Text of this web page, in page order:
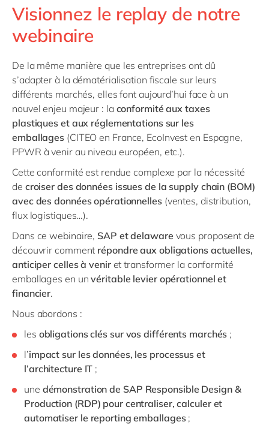
UK & Ireland
USA & Canada
Visionnez le replay de notre
webinaire
De la même manière que les entreprises ont dû
s’adapter à la dématérialisation fiscale sur leurs
différents marchés, elles font aujourd’hui face à un
nouvel enjeu majeur : la conformité aux taxes
plastiques et aux réglementations sur les
emballages (CITEO en France, EcoInvest en Espagne,
PPWR à venir au niveau européen, etc.).
Cette conformité est rendue complexe par la nécessité
de croiser des données issues de la supply chain (BOM)
avec des données opérationnelles(ventes, distribution,
flux logistiques…).
Dans ce webinaire, SAP et delaware vous proposent de
découvrir comment répondre aux obligations actuelles,
anticiper celles à veniret transformer la conformité
emballages en unvéritable levier opérationnel et
financier.
Nous abordons :
les obligations clés sur vos différents marchés ;
l’impact sur les données, les processus et
l’architecture IT ;
une démonstration de SAP Responsible Design &
Production (RDP) pour centraliser, calculer et
automatiser le reporting emballages;